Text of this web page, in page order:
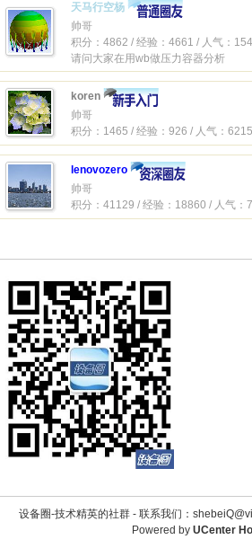
天马行空杨
帅哥
积分：4862 / 经验：4661 / 人气：
请问大家在用wb做压力容器分析
koren
帅哥
积分：1465 / 经验：926 / 人气：
lenovozero
帅哥
积分：41129 / 经验：18860 / 人气：
设备圈-技术精英的社群 - 联系我们：
Powered by UCenter